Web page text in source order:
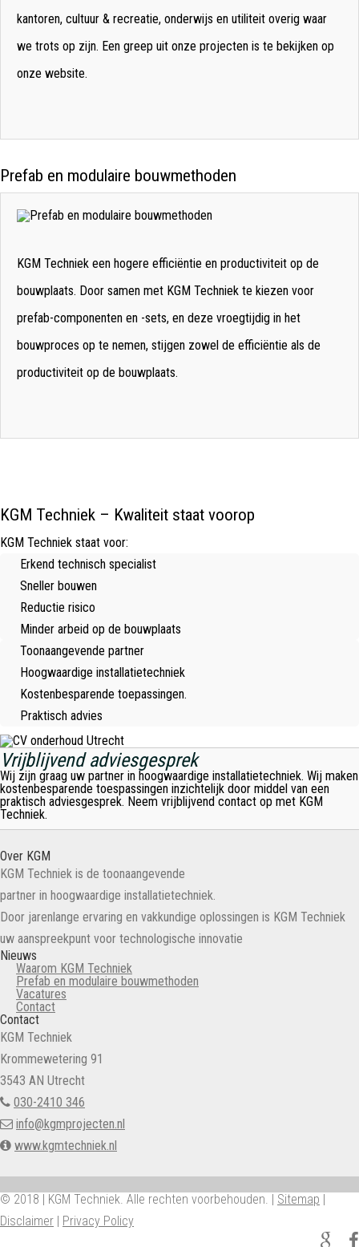
kantoren, cultuur & recreatie, onderwijs en utiliteit overig waar
we trots op zijn. Een greep uit onze projecten is te bekijken op
onze website.
Prefab en modulaire bouwmethoden
KGM Techniek een hogere efficiëntie en productiviteit op de
bouwplaats. Door samen met KGM Techniek te kiezen voor
prefab-componenten en -sets, en deze vroegtijdig in het
bouwproces op te nemen, stijgen zowel de efficiëntie als de
productiviteit op de bouwplaats.
KGM Techniek – Kwaliteit staat voorop
KGM Techniek staat voor:
Erkend technisch specialist
Sneller bouwen
Reductie risico
Minder arbeid op de bouwplaats
Toonaangevende partner
Hoogwaardige installatietechniek
Kostenbesparende toepassingen.
Praktisch advies
Vrijblijvend adviesgesprek
Wij zijn graag uw partner in hoogwaardige installatietechniek. Wij maken
kostenbesparende toespassingen inzichtelijk door middel van een
praktisch adviesgesprek. Neem vrijblijvend contact op met KGM
Techniek.
Over KGM
KGM Techniek is de toonaangevende
partner in hoogwaardige installatietechniek.
Door jarenlange ervaring en vakkundige oplossingen is KGM Techniek
uw aanspreekpunt voor technologische innovatie
Nieuws
Waarom KGM Techniek
Prefab en modulaire bouwmethoden
Vacatures
Contact
Contact
KGM Techniek
Krommewetering 91
3543 AN Utrecht
030-2410 346
info@kgmprojecten.nl
www.kgmtechniek.nl
© 2018 | KGM Techniek. Alle rechten voorbehouden. | Sitemap |
Disclaimer | Privacy Policy